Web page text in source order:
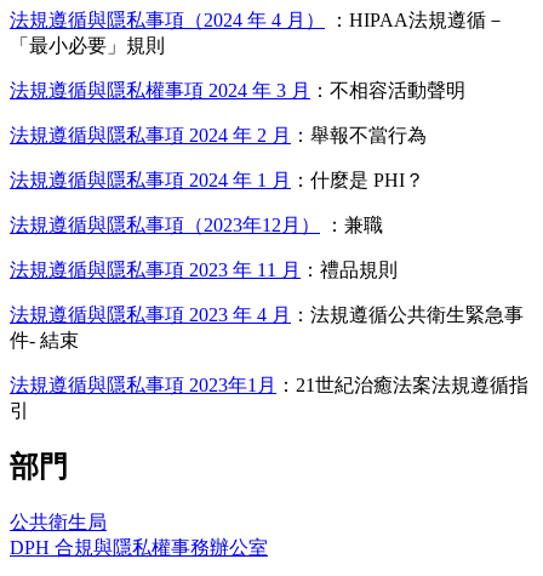
法規遵循與隱私事項（2024 年 4 月）
：HIPAA法規遵循－
「最小必要」規則
法規遵循與隱私權事項 2024 年 3 月 ：不相容活動聲明
法規遵循與隱私事項 2024 年 2 月 ：舉報不當行為
法規遵循與隱私事項 2024 年 1 月 ：什麼是 PHI？
法規遵循與隱私事項（2023年12月） ：兼職
法規遵循與隱私事項 2023 年 11 月 ：禮品規則
法規遵循與隱私事項 2023 年 4 月
：法規遵循公共衛生緊急事
件- 結束
法規遵循與隱私事項 2023年1月
：21世紀治癒法案法規遵循指
引
部門
公共衛生局
DPH 合規與隱私權事務辦公室